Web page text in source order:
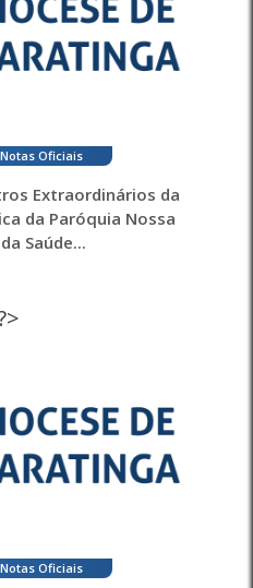
Notas Oficiais
Extraordinários da
da Paróquia Nossa
Saúde...
Notas Oficiais